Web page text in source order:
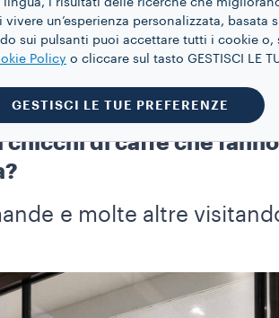
di caffè che
e molte altre
i risultati delle ricerche che
un’esperienza personalizzata, basata
sui pulsanti puoi accettare tutti i cookie o,
Policy o cliccare sul tasto GESTISCI LE
GESTISCI LE TUE PREFERENZE